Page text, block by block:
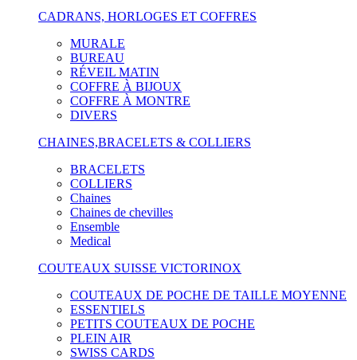
CADRANS, HORLOGES ET COFFRES
MURALE
BUREAU
RÉVEIL MATIN
COFFRE À BIJOUX
COFFRE À MONTRE
DIVERS
CHAINES,BRACELETS & COLLIERS
BRACELETS
COLLIERS
Chaines
Chaines de chevilles
Ensemble
Medical
COUTEAUX SUISSE VICTORINOX
COUTEAUX DE POCHE DE TAILLE MOYENNE
ESSENTIELS
PETITS COUTEAUX DE POCHE
PLEIN AIR
SWISS CARDS